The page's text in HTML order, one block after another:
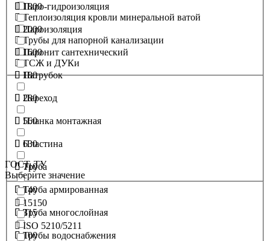
Теплоизоляция кровли минеральной ватой
Трубы для напорной канализации
ТСЖ и ДУКи
Паро-гидроизоляция
Пароизоляция
Паронит сантехнический
Патрубок
Переход
Планка монтажная
Пластина
Труба
Труба армированная
Труба многослойная
Трубы водоснабжения
1800
2000
1600
180
280
560
630
710
140
315
100
ГОСТ, ТУ
Выберите значение
15150
ISO 5210/5211